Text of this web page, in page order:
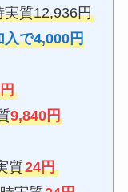
実質12,936円
入で4,000円
9,840円
質24円